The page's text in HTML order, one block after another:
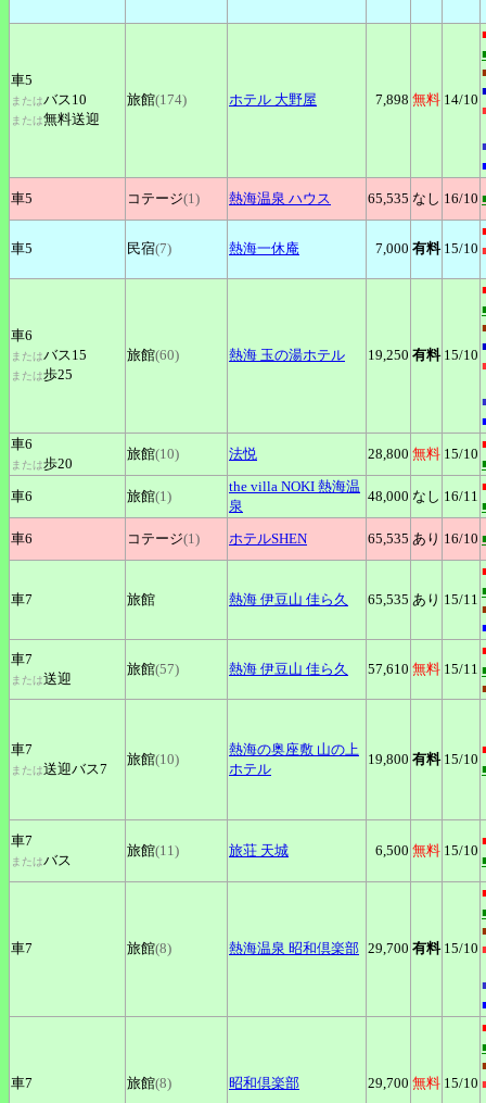
車5
またはバス10
または無料送迎
旅館(174) ホテル 大野屋 7,898 無料 14/10
車5
コテージ(1) 熱海温泉 ハウス 65,535 なし 16/10
車5 民宿(7) 熱海一休庵 7,000 有料 15/10
車6
またはバス15
または歩25
旅館(60) 熱海 玉の湯ホテル 19,250 有料 15/10
車6
または歩20
旅館(10) 法悦 28,800 無料 15/10
車6
旅館(1)
the villa NOKI 熱海温
泉
48,000 なし 16/11
車6
コテージ(1) ホテルSHEN 65,535 あり 16/10
車7 旅館 熱海 伊豆山 佳ら久 65,535 あり 15/11
車7
または送迎
旅館(57) 熱海 伊豆山 佳ら久 57,610 無料 15/11
車7
または送迎バス7
旅館(10)
熱海の奥座敷 山の上
ホテル
19,800 有料 15/10
車7
またはバス
旅館(11) 旅荘 天城 6,500 無料 15/10
車7 旅館(8) 熱海温泉 昭和倶楽部 29,700 有料 15/10
車7 旅館(8) 昭和倶楽部 29,700 無料 15/10